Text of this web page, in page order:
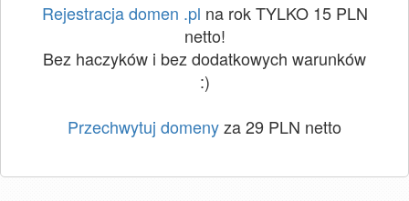
Rejestracja domen .pl na rok TYLKO 15 PLN
netto!
Bez haczyków i bez dodatkowych warunków
:)
Przechwytuj domenyza 29 PLN netto